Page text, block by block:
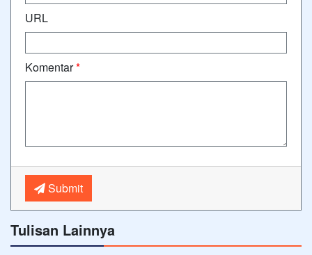
URL
Komentar*
Submit
Tulisan Lainnya